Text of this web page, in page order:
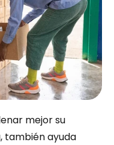
mejor su
también ayuda